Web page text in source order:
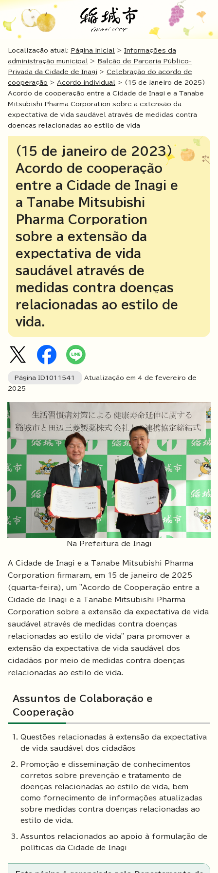
Localização atual: Página inicial > Informações da
administração municipal
>
Balcão de Parceria Público-
Privada da Cidade de Inagi > Celebração do acordo de
cooperação > Acordo individual
> (15 de janeiro de 2025)
Acordo de cooperação entre a Cidade de Inagi e a Tanabe
Mitsubishi Pharma Corporation sobre a extensão da
expectativa de vida saudável através de medidas contra
doenças relacionadas ao estilo de vida
(15 de janeiro de 2023)
Acordo de cooperação
entre a Cidade de Inagi e
a Tanabe Mitsubishi
Pharma Corporation
sobre a extensão da
expectativa de vida
saudável através de
medidas contra doenças
relacionadas ao estilo de
vida.
Página ID1011541
Atualização em 4 de fevereiro de
2025
Na Prefeitura de Inagi
A Cidade de Inagi e a Tanabe Mitsubishi Pharma
Corporation firmaram, em 15 de janeiro de 2025
(quarta-feira), um "Acordo de Cooperação entre a
Cidade de Inagi e a Tanabe Mitsubishi Pharma
Corporation sobre a extensão da expectativa de vida
saudável através de medidas contra doenças
relacionadas ao estilo de vida" para promover a
extensão da expectativa de vida saudável dos
cidadãos por meio de medidas contra doenças
relacionadas ao estilo de vida.
Assuntos de Colaboração e
Cooperação
Questões relacionadas à extensão da expectativa
de vida saudável dos cidadãos
Promoção e disseminação de conhecimentos
corretos sobre prevenção e tratamento de
doenças relacionadas ao estilo de vida, bem
como fornecimento de informações atualizadas
sobre medidas contra doenças relacionadas ao
estilo de vida.
Assuntos relacionados ao apoio à formulação de
políticas da Cidade de Inagi